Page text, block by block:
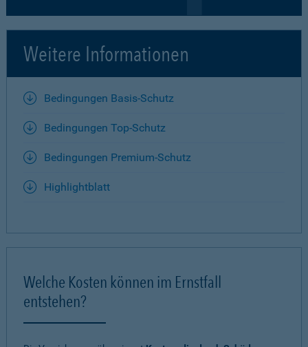
Weitere Informationen
Bedingungen Basis-Schutz
Bedingungen Top-Schutz
Bedingungen Premium-Schutz
Highlightblatt
Welche Kosten können im Ernstfall
entstehen?